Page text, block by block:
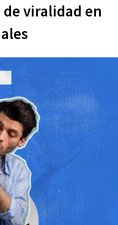
viralidad en